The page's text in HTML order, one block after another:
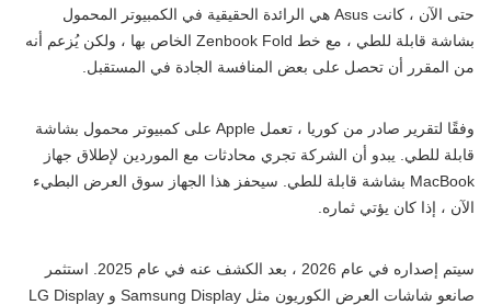
حتى الآن ، كانت Asus هي الرائدة الحقيقية في الكمبيوتر المحمول
بشاشة قابلة للطي ، مع خط Zenbook Fold الخاص بها ، ولكن يُزعم أنه
من المقرر أن تحصل على بعض المنافسة الجادة في المستقبل.
وفقًا لتقرير صادر من كوريا ، تعمل Apple على كمبيوتر محمول بشاشة
قابلة للطي. يبدو أن الشركة تجري محادثات مع الموردين لإطلاق جهاز
MacBook بشاشة قابلة للطي. سيحفز هذا الجهاز سوق العرض البطيء
الآن ، إذا كان يؤتي ثماره.
سيتم إصداره في عام 2026 ، بعد الكشف عنه في عام 2025. استثمر
صانعو شاشات العرض الكوريون مثل Samsung Display و LG Display